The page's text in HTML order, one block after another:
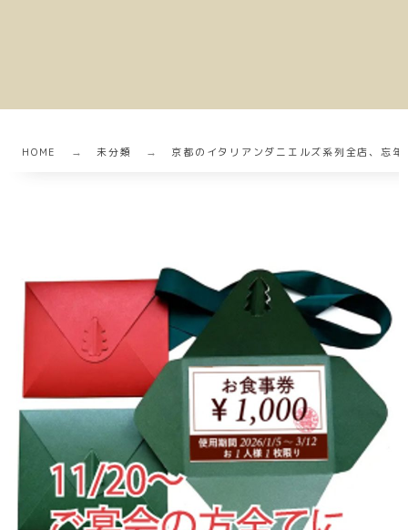
HOME 未分類 京都のイタリアンダニエルズ系列全店、忘